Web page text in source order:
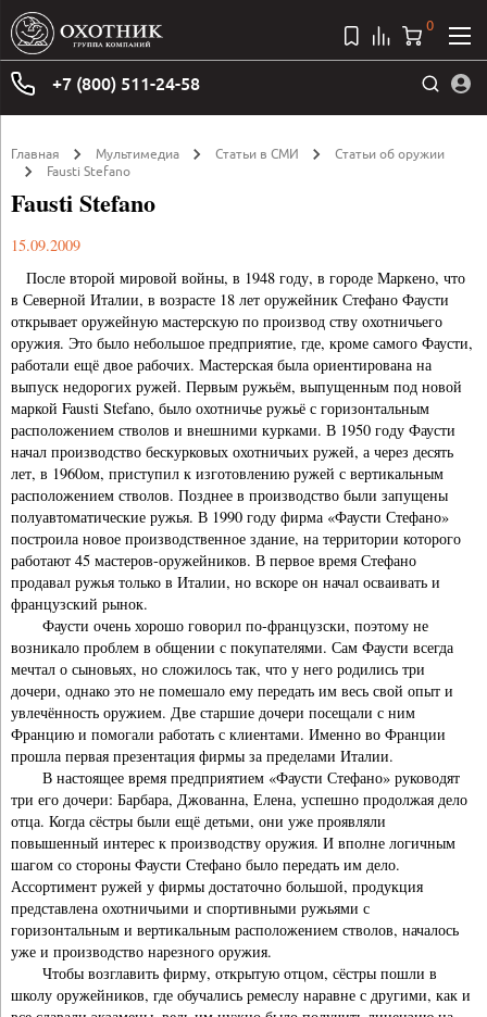
+7 (800) 511-24-58
0
Главная Мультимедиа Статьи в СМИ
Статьи об оружии
Fausti Stefano
Fausti Stefano
15.09.2009
После второй мировой войны, в 1948 году, в городе Маркено, что
в Северной Италии, в возрасте 18 лет оружейник Стефано Фаусти
открывает оружейную мастерскую по производ ству охотничьего
оружия. Это было небольшое предприятие, где, кроме самого Фаусти,
работали ещё двое рабочих. Мастерская была ориентирована на
выпуск недорогих ружей. Первым ружьём, выпущенным под новой
маркой Fausti Stefano, было охотничье ружьё с горизонтальным
расположением стволов и внешними курками. В 1950 году Фаусти
начал производство бескурковых охотничьих ружей, а через десять
лет, в 1960ом, приступил к изготовлению ружей с вертикальным
расположением стволов. Позднее в производство были запущены
полуавтоматические ружья. В 1990 году фирма «Фаусти Стефано»
построила новое производственное здание, на территории которого
работают 45 мастеров-оружейников. В первое время Стефано
продавал ружья только в Италии, но вскоре он начал осваивать и
французский рынок.
Фаусти очень хорошо говорил по-французски, поэтому не
возникало проблем в общении с покупателями. Сам Фаусти всегда
мечтал о сыновьях, но сложилось так, что у него родились три
дочери, однако это не помешало ему передать им весь свой опыт и
увлечённость оружием. Две старшие дочери посещали с ним
Францию и помогали работать с клиентами. Именно во Франции
прошла первая презентация фирмы за пределами Италии.
В настоящее время предприятием «Фаусти Стефано» руководят
три его дочери: Барбара, Джованна, Елена, успешно продолжая дело
отца. Когда сёстры были ещё детьми, они уже проявляли
повышенный интерес к производству оружия. И вполне логичным
шагом со стороны Фаусти Стефано было передать им дело.
Ассортимент ружей у фирмы достаточно большой, продукция
представлена охотничьими и спортивными ружьями с
горизонтальным и вертикальным расположением стволов, началось
уже и производство нарезного оружия.
Чтобы возглавить фирму, открытую отцом, сёстры пошли в
школу оружейников, где обучались ремеслу наравне с другими, как и